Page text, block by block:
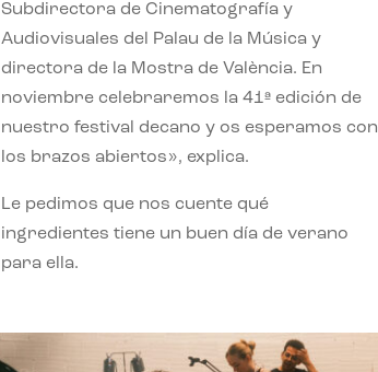
Subdirectora de Cinematografía y
Audiovisuales del Palau de la Música y
directora de la Mostra de València. En
noviembre celebraremos la 41ª edición de
nuestro festival decano y os esperamos con
los brazos abiertos», explica.
Le pedimos que nos cuente qué
ingredientes tiene un buen día de verano
para ella.